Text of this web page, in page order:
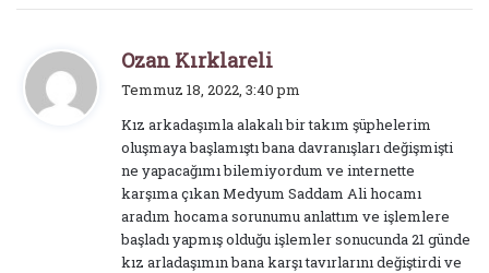
Ozan Kırklareli
d
i
k
i
:
Temmuz 18, 2022, 3:40 pm
Kız arkadaşımla alakalı bir takım şüphelerim
oluşmaya başlamıştı bana davranışları değişmişti
ne yapacağımı bilemiyordum ve internette
karşıma çıkan Medyum Saddam Ali hocamı
aradım hocama sorunumu anlattım ve işlemlere
başladı yapmış olduğu işlemler sonucunda 21 günde
kız arladaşımın bana karşı tavırlarını değiştirdi ve